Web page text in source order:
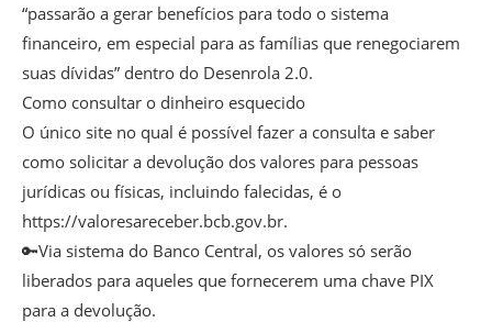
“passarão a gerar benefícios para todo o sistema
financeiro, em especial para as famílias que renegociarem
suas dívidas” dentro do Desenrola 2.0.
Como consultar o dinheiro esquecido
O único site no qual é possível fazer a consulta e saber
como solicitar a devolução dos valores para pessoas
jurídicas ou físicas, incluindo falecidas, é o
https://valoresareceber.bcb.gov.br.
🔑Via sistema do Banco Central, os valores só serão
liberados para aqueles que fornecerem uma chave PIX
para a devolução.